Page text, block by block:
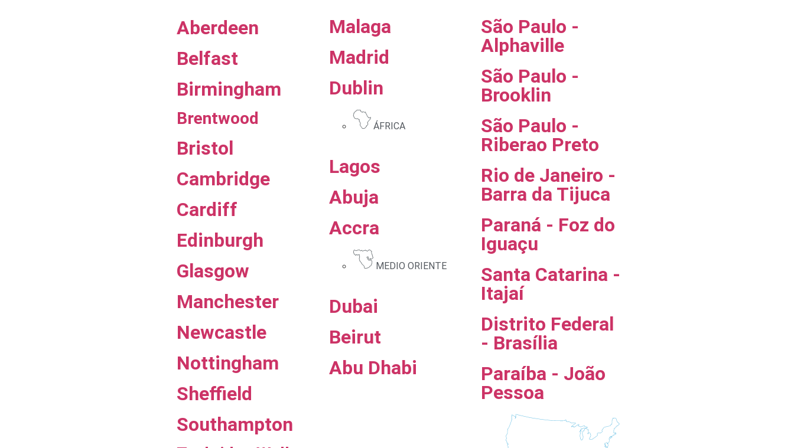
Aberdeen
Belfast
Birmingham
Brentwood
Bristol
Cambridge
Cardiff
Edinburgh
Glasgow
Manchester
Newcastle
Nottingham
Sheffield
Southampton
Malaga
Madrid
Dublin
ÁFRICA
Lagos
Abuja
Accra
MEDIO ORIENTE
Dubai
Beirut
Abu Dhabi
São Paulo -
Alphaville
São Paulo -
Brooklin
São Paulo -
Riberao Preto
Rio de Janeiro -
Barra da Tijuca
Paraná - Foz do
Iguaçu
Santa Catarina -
Itajaí
Distrito Federal
- Brasília
Paraíba - João
Pessoa